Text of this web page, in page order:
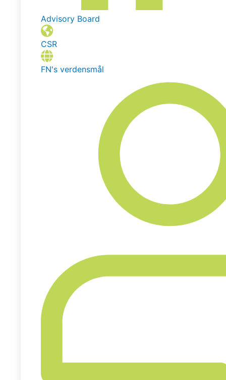
Advisory Board
CSR
FN's verdensmål